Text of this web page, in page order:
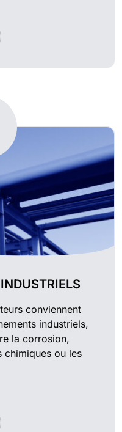
conviennent
industriels,
la corrosion,
chimiques ou les